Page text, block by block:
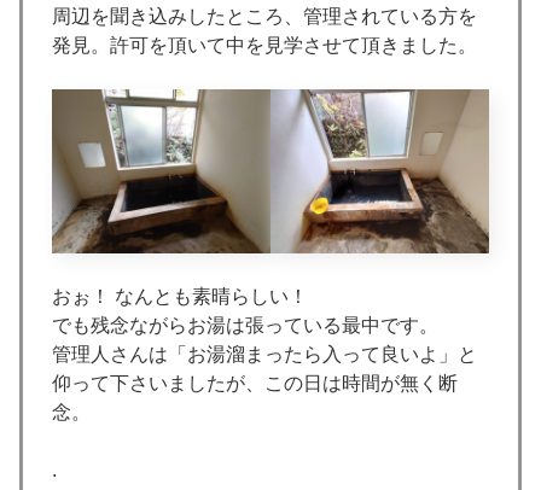
周辺を聞き込みしたところ、管理されている方を
発見。許可を頂いて中を見学させて頂きました。
おぉ！ なんとも素晴らしい！
でも残念ながらお湯は張っている最中です。
管理人さんは「お湯溜まったら入って良いよ」と
仰って下さいましたが、この日は時間が無く断
念。
.